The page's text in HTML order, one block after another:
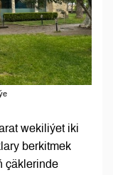
wekiliýet iki
berkitmek
çäklerinde